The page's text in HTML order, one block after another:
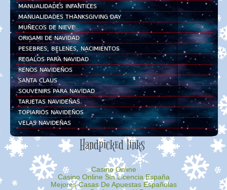
MANUALIDADES INFANTILES
MANUALIDADES THANKSGIVING DAY
MUÑECOS DE NIEVE
ORIGAMI DE NAVIDAD
PESEBRES, BELENES, NACIMIENTOS
REGALOS PARA NAVIDAD
RENOS NAVIDEÑOS
SANTA CLAUS
SOUVENIRS PARA NAVIDAD
TARJETAS NAVIDEÑAS
TOPIARIOS NAVIDEÑOS
VELAS NAVIDEÑAS
Handpicked links
Casino Online
Casino Online Sin Licencia España
Mejores Casas De Apuestas Españolas